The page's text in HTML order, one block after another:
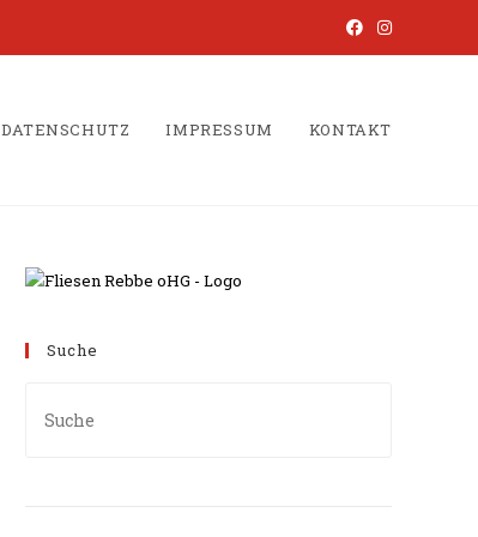
DATENSCHUTZ IMPRESSUM KONTAKT
Suche